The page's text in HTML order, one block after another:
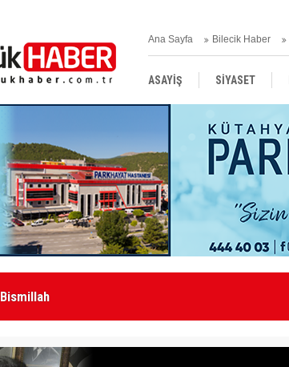
Ana Sayfa Bilecik Haber
ASAYİŞ SİYASET
RESMİ İLANLAR
Bismillah